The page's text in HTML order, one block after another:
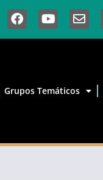
Grupos Temáticos